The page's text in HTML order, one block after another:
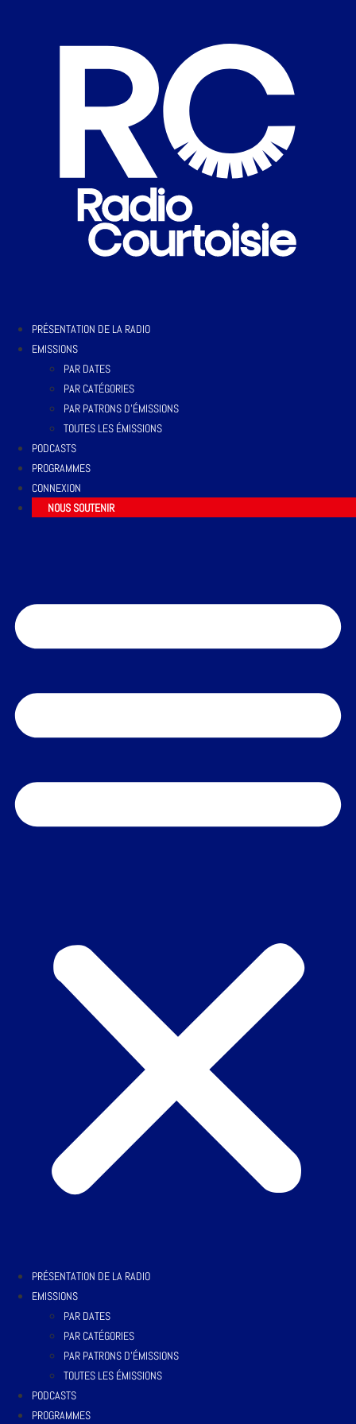
PRÉSENTATION DE LA RADIO
EMISSIONS
PAR DATES
PAR CATÉGORIES
PAR PATRONS D’ÉMISSIONS
TOUTES LES ÉMISSIONS
PODCASTS
PROGRAMMES
CONNEXION
NOUS SOUTENIR
PRÉSENTATION DE LA RADIO
EMISSIONS
PAR DATES
PAR CATÉGORIES
PAR PATRONS D’ÉMISSIONS
TOUTES LES ÉMISSIONS
PODCASTS
PROGRAMMES